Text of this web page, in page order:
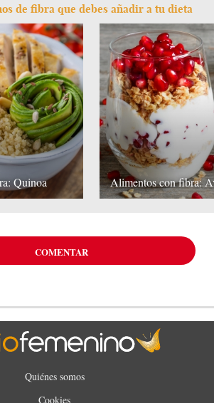
de fibra que debes añadir a tu dieta
Quinoa Alimentos con fibra:
COMENTAR
Quiénes somos
Cookies